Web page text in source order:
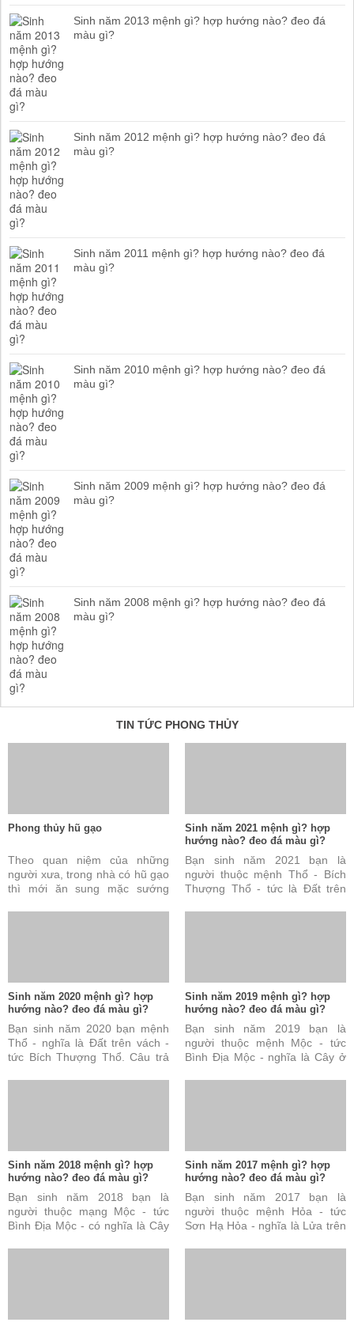
Sinh năm 2013 mệnh gì? hợp hướng nào? đeo đá
màu gì?
Sinh năm 2012 mệnh gì? hợp hướng nào? đeo đá
màu gì?
Sinh năm 2011 mệnh gì? hợp hướng nào? đeo đá
màu gì?
Sinh năm 2010 mệnh gì? hợp hướng nào? đeo đá
màu gì?
Sinh năm 2009 mệnh gì? hợp hướng nào? đeo đá
màu gì?
Sinh năm 2008 mệnh gì? hợp hướng nào? đeo đá
màu gì?
TIN TỨC PHONG THỦY
Phong thủy hũ gạo
Theo quan niệm của những
người xưa, trong nhà có hũ gạo
thì mới ăn sung mặc sướng
Sinh năm 2021 mệnh gì? hợp
hướng nào? đeo đá màu gì?
Bạn sinh năm 2021 bạn là
người thuộc mệnh Thổ - Bích
Thượng Thổ - tức là Đất trên
Sinh năm 2020 mệnh gì? hợp
hướng nào? đeo đá màu gì?
Bạn sinh năm 2020 bạn mệnh
Thổ - nghĩa là Đất trên vách -
tức Bích Thượng Thổ. Câu trả
Sinh năm 2019 mệnh gì? hợp
hướng nào? đeo đá màu gì?
Bạn sinh năm 2019 bạn là
người thuộc mệnh Mộc - tức
Bình Địa Mộc - nghĩa là Cây ở
Sinh năm 2018 mệnh gì? hợp
hướng nào? đeo đá màu gì?
Bạn sinh năm 2018 bạn là
người thuộc mạng Mộc - tức
Bình Địa Mộc - có nghĩa là Cây
Sinh năm 2017 mệnh gì? hợp
hướng nào? đeo đá màu gì?
Bạn sinh năm 2017 bạn là
người thuộc mệnh Hỏa - tức
Sơn Hạ Hỏa - nghĩa là Lửa trên